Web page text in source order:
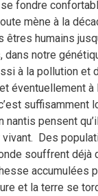
fondre
mène à la
êtres humains
notre
à la pollution et
éventuellement à
suffisamment
nantis pensent
Des
souffrent déjà
accumulées
et la terre se